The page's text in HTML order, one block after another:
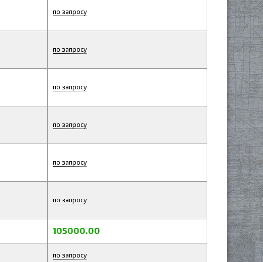
по запросу
по запросу
по запросу
по запросу
по запросу
по запросу
105000.00
по запросу